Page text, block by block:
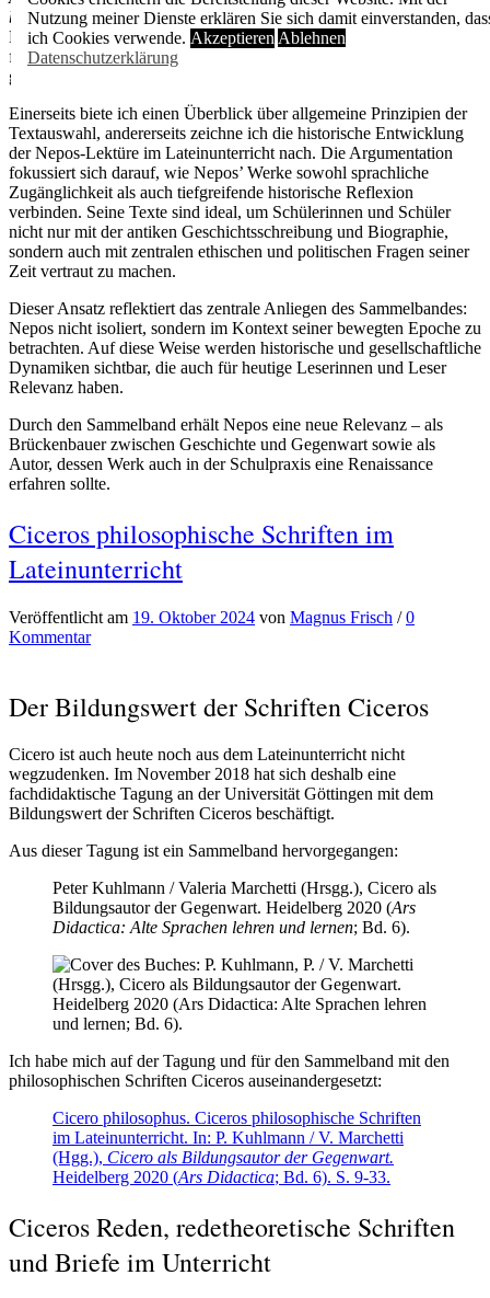
biographischen Texten am Beispiel der Nepos-Lektüre(S. 137-166).
Darin analysiere ich, welche Kriterien bei der Auswahl von Texten
für den Lateinunterricht eine Rolle spielen und warum Nepos’
gerade im schulischen Kontext besonders geeignet sind.
Einerseits biete ich einen Überblick über allgemeine Prinzipien der
Textauswahl, andererseits zeichne ich die historische Entwicklung
der Nepos-Lektüre im Lateinunterricht nach. Die Argumentation
fokussiert sich darauf, wie Nepos’ Werke sowohl sprachliche
Zugänglichkeit als auch tiefgreifende historische Reflexion
verbinden. Seine Texte sind ideal, um Schülerinnen und Schüler
nicht nur mit der antiken Geschichtsschreibung und Biographie,
sondern auch mit zentralen ethischen und politischen Fragen seiner
Zeit vertraut zu machen.
Dieser Ansatz reflektiert das zentrale Anliegen des Sammelbandes:
Nepos nicht isoliert, sondern im Kontext seiner bewegten Epoche zu
betrachten. Auf diese Weise werden historische und gesellschaftliche
Dynamiken sichtbar, die auch für heutige Leserinnen und Leser
Relevanz haben.
Durch den Sammelband erhält Nepos eine neue Relevanz – als
Brückenbauer zwischen Geschichte und Gegenwart sowie als
Autor, dessen Werk auch in der Schulpraxis eine Renaissance
erfahren sollte.
Ciceros philosophische Schriften im
Lateinunterricht
Veröffentlicht am 19. Oktober 2024 von Magnus Frisch /0
Kommentar
Der Bildungswert der Schriften Ciceros
Cicero ist auch heute noch aus dem Lateinunterricht nicht
wegzudenken. Im November 2018 hat sich deshalb eine
fachdidaktische Tagung an der Universität Göttingen mit dem
Bildungswert der Schriften Ciceros beschäftigt.
Aus dieser Tagung ist ein Sammelband hervorgegangen:
Peter Kuhlmann / Valeria Marchetti (Hrsgg.), Cicero als
Bildungsautor der Gegenwart. Heidelberg 2020 (Ars
Didactica: Alte Sprachen lehren und lernen; Bd. 6).
Ich habe mich auf der Tagung und für den Sammelband mit den
philosophischen Schriften Ciceros auseinandergesetzt:
Cicero philosophus. Ciceros philosophische Schriften
im Lateinunterricht. In: P. Kuhlmann / V. Marchetti
(Hgg.), Cicero als Bildungsautor der Gegenwart.
Heidelberg 2020 (Ars Didactica; Bd. 6). S. 9-33.
Ciceros Reden, redetheoretische Schriften
und Briefe im Unterricht
Nutzung meiner Dienste erklären Sie sich damit einverstanden,
ich Cookies verwende. Akzeptieren Ablehnen
Datenschutzerklärung